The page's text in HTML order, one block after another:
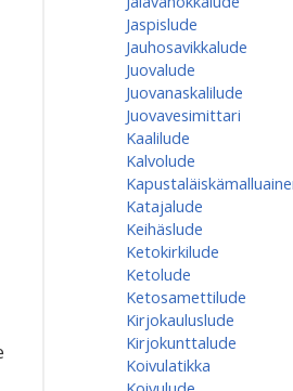
Jaspislude
Jauhosavikkalude
Juovalude
Juovanaskalilude
Juovavesimittari
Kaalilude
Kalvolude
Katajalude
Keihäslude
Ketokirkilude
Ketolude
Ketosamettilude
Kirjokauluslude
Kirjokunttalude
Koivulatikka